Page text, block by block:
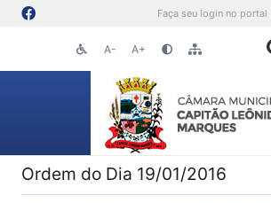
Faça seu login no portal |
A- A+
Ordem do Dia 19/01/2016